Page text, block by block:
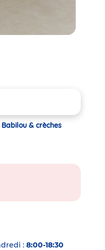
& crèches
: 8:00-18:30